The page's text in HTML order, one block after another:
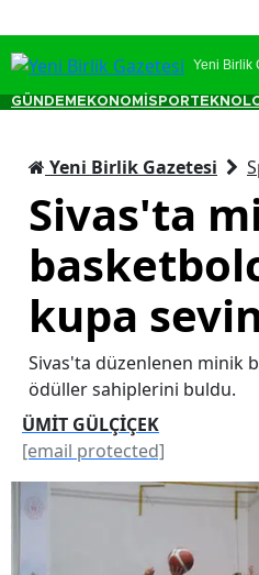
Yeni Birlik
GÜNDEM EKONOMİ SPOR
Yeni Birlik Gazetesi
Sivas'ta
kupa
Sivas'ta düzenlenen minik
ödüller sahiplerini buldu.
ÜMİT GÜLÇİÇEK
[email protected]